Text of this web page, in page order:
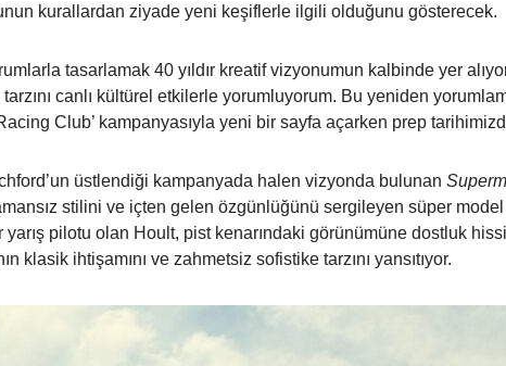
kurallardan ziyade yeni keşiflerle ilgili olduğunu gösterecek.
tasarlamak 40 yıldır kreatif vizyonumun kalbinde yer
canlı kültürel etkilerle yorumluyorum. Bu yeniden
Club’ kampanyasıyla yeni bir sayfa açarken prep
üstlendiği kampanyada halen vizyonda bulunan
stilini ve içten gelen özgünlüğünü sergileyen süper
pilotu olan Hoult, pist kenarındaki görünümüne dostluk
klasik ihtişamını ve zahmetsiz sofistike tarzını yansıtıyor.